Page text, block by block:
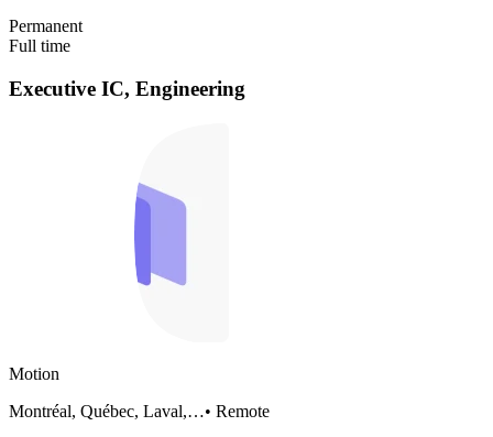
Permanent
Full time
Executive IC, Engineering
Motion
Montréal, Québec, Laval,…• Remote